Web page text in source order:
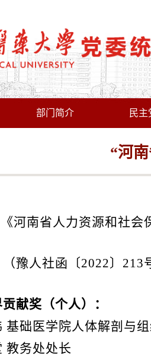
部门简介 民
“河
河南省人力资源和社会
（豫人社函〔2022〕 213
献奖（个人）：
基础医学院人体解剖与
教务处处长